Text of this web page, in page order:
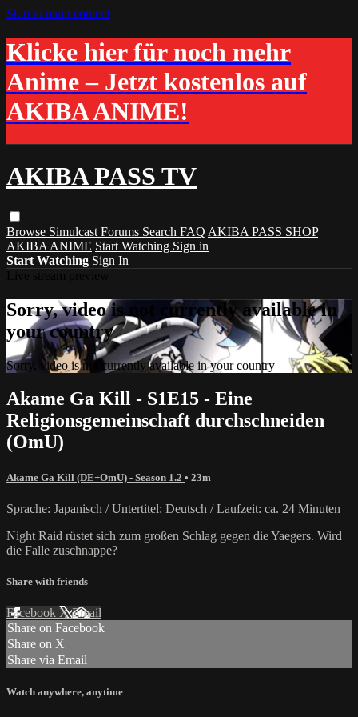
Skip to main content
Klicke hier für noch mehr
Anime – Jetzt kostenlos auf
AKIBA ANIME!
AKIBA PASS TV
Browse Simulcast Forums Search FAQ AKIBA PASS SHOP
AKIBA ANIME Start Watching Sign in
Start Watching Sign In
Sorry, video is not currently available in
your country
Sorry, video is not currently available in your country
Akame Ga Kill - S1E15 - Eine
Religionsgemeinschaft durchschneiden
(OmU)
Akame Ga Kill (DE+OmU) - Season 1.2 • 23m
Sprache: Japanisch / Untertitel: Deutsch / Laufzeit: ca. 24 Minuten
Night Raid rüstet sich zum großen Schlag gegen die Yaegers. Wird
die Falle zuschnappe?
Share with friends
Facebook XEmail
Share on Facebook
Share on X
Share via Email
Watch anywhere, anytime